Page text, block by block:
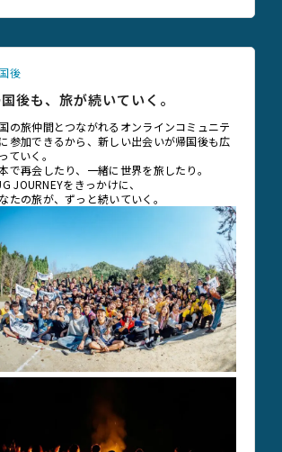
後
後も、旅が続いていく。
の旅仲間とつながれるオンラインコミュニテ
参加できるから、新しい出会いが帰国後も広
ていく。
で再会したり、一緒に世界を旅したり。
JOURNEYをきっかけに、
たの旅が、ずっと続いていく。